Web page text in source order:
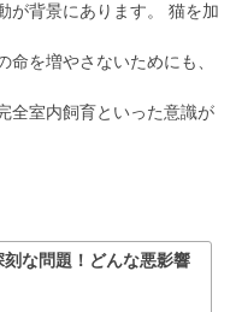
が背景にあります。 猫を加
を増やさないためにも、
全室内飼育といった意識が
な問題！どんな悪影響